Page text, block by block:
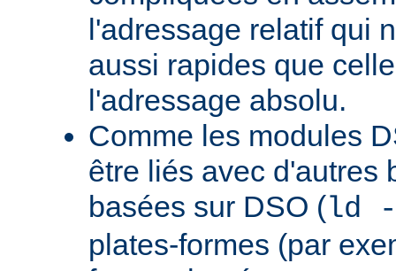
l'adressage relatif qui
aussi rapides que
l'adressage absolu.
Comme les modules
être liés avec d'autres
basées sur DSO (ld
plates-formes (par